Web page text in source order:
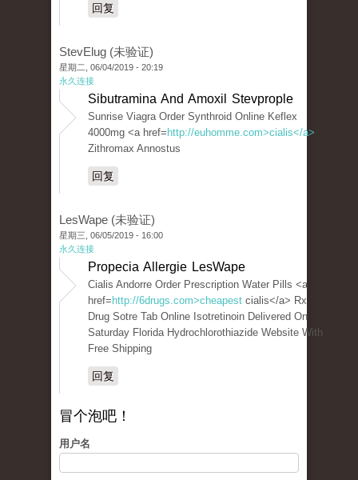
回复
StevElug (未验证)
星期二, 06/04/2019 - 20:19
永久连接
Sibutramina And Amoxil Stevprople
Sunrise Viagra Order Synthroid Online Keflex
4000mg <a href= http://euhomme.com>cialis</a>
Zithromax Annostus
回复
LesWape (未验证)
星期三, 06/05/2019 - 16:00
永久连接
Propecia Allergie LesWape
Cialis Andorre Order Prescription Water Pills <a
href= http://6drugs.com>cheapest cialis</a> Rx
Drug Sotre Tab Online Isotretinoin Delivered On
Saturday Florida Hydrochlorothiazide Website With
Free Shipping
回复
冒个泡吧！
用户名